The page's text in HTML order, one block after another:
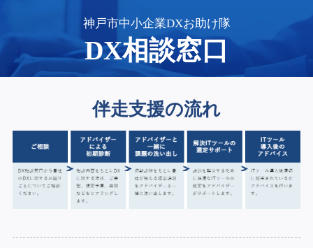
神戸市中小企業DXお助け隊
DX相談窓口
伴走支援の流れ